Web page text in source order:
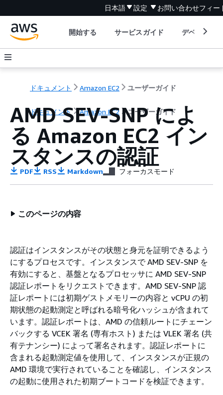
日本語 設定 お問い合わせフィー
開始する サービスガイド デベロッパ
ドキュメント Amazon EC2 ユーザーガイド
ドキュメント Amazon EC2 ユーザーガイド
AMD SEV-SNP によ
る Amazon EC2 イン
スタンスの認証
PDF RSS Markdown フォーカスモード
このページの内容
認証はインスタンスがその状態と身元を証明できるよう
にするプロセスです。インスタンスで AMD SEV-SNP を
有効にすると、基盤となるプロセッサに AMD SEV-SNP
認証レポートをリクエストできます。AMD SEV-SNP 認
証レポートには初期ゲストメモリーの内容と vCPU の初
期状態の起動測定と呼ばれる暗号化ハッシュが含まれて
います。認証レポートは、AMD の信頼ルートにチェーン
バックする VCEK 署名 (専有ホスト) または VLEK 署名 (共
有テナンシー) によって署名されます。認証レポートに
含まれる起動測定値を使用して、インスタンスが正規の
AMD 環境で実行されていることを確認し、インスタンス
の起動に使用された初期ブートコードを検証できます。